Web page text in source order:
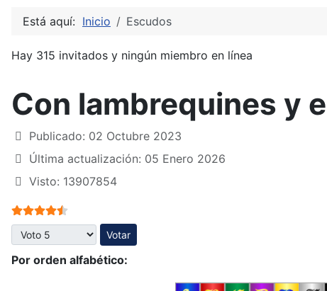
Está aquí: Inicio Escudos
Hay 315 invitados y ningún miembro en línea
Con lambrequines y
Publicado: 02 Octubre 2023
Última actualización: 05 Enero 2026
Visto: 13907854
Ratio:4.5/
Por favor, vote
Por orden alfabético: